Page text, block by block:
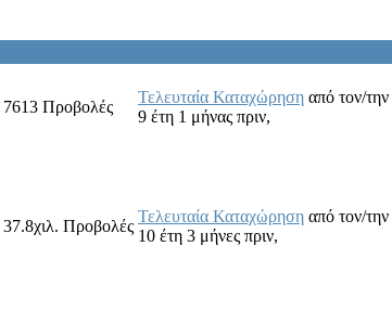
7613 Προβολές
Τελευταία Καταχώρηση από τον/την
9 έτη 1 μήνας πριν,
37.8χιλ. Προβολές
Τελευταία Καταχώρηση από τον/την
10 έτη 3 μήνες πριν,